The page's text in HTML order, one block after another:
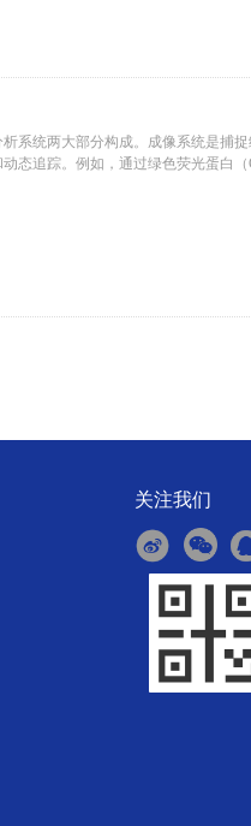
系统两大部分构成。成像系统是捕
态追踪。例如，通过绿色荧光蛋白
。
关注我们